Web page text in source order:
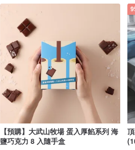
【預購】大武山牧場 蛋入厚餡系列 海
鹽巧克力 8 入隨手盒